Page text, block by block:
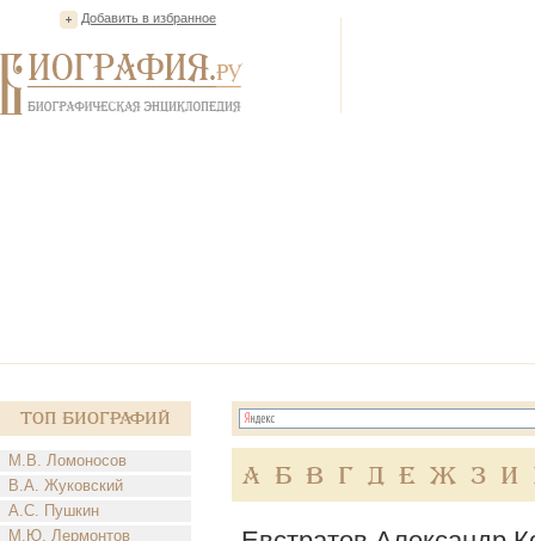
Добавить в избранное
Топ Биографий
М.В. Ломоносов
В.А. Жуковский
А.С. Пушкин
М.Ю. Лермонтов
А Б В Г Д Е Ж З И